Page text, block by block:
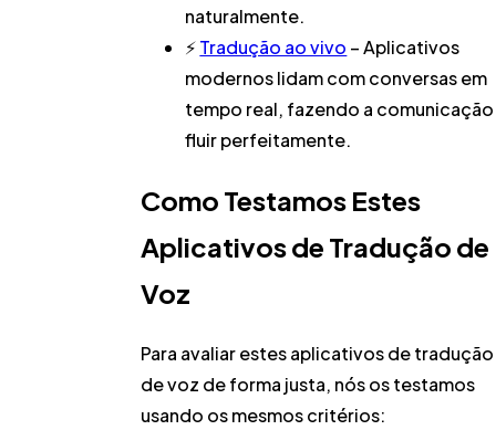
naturalmente.
⚡Tradução ao vivo – Aplicativos
modernos lidam com conversas em
tempo real, fazendo a comunicação
fluir perfeitamente.
Como Testamos Estes
Aplicativos de Tradução de
Voz
Para avaliar estes aplicativos de tradução
de voz de forma justa, nós os testamos
usando os mesmos critérios: